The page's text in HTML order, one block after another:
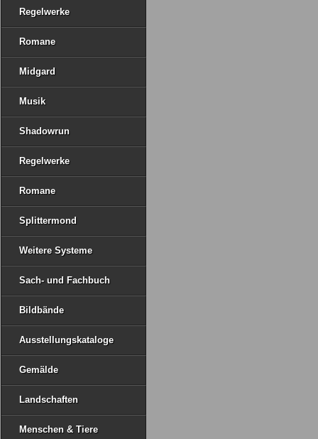
Regelwerke
Romane
Midgard
Musik
Shadowrun
Regelwerke
Romane
Splittermond
Weitere Systeme
Sach- und Fachbuch
Bildbände
Ausstellungskataloge
Gemälde
Landschaften
Menschen & Tiere